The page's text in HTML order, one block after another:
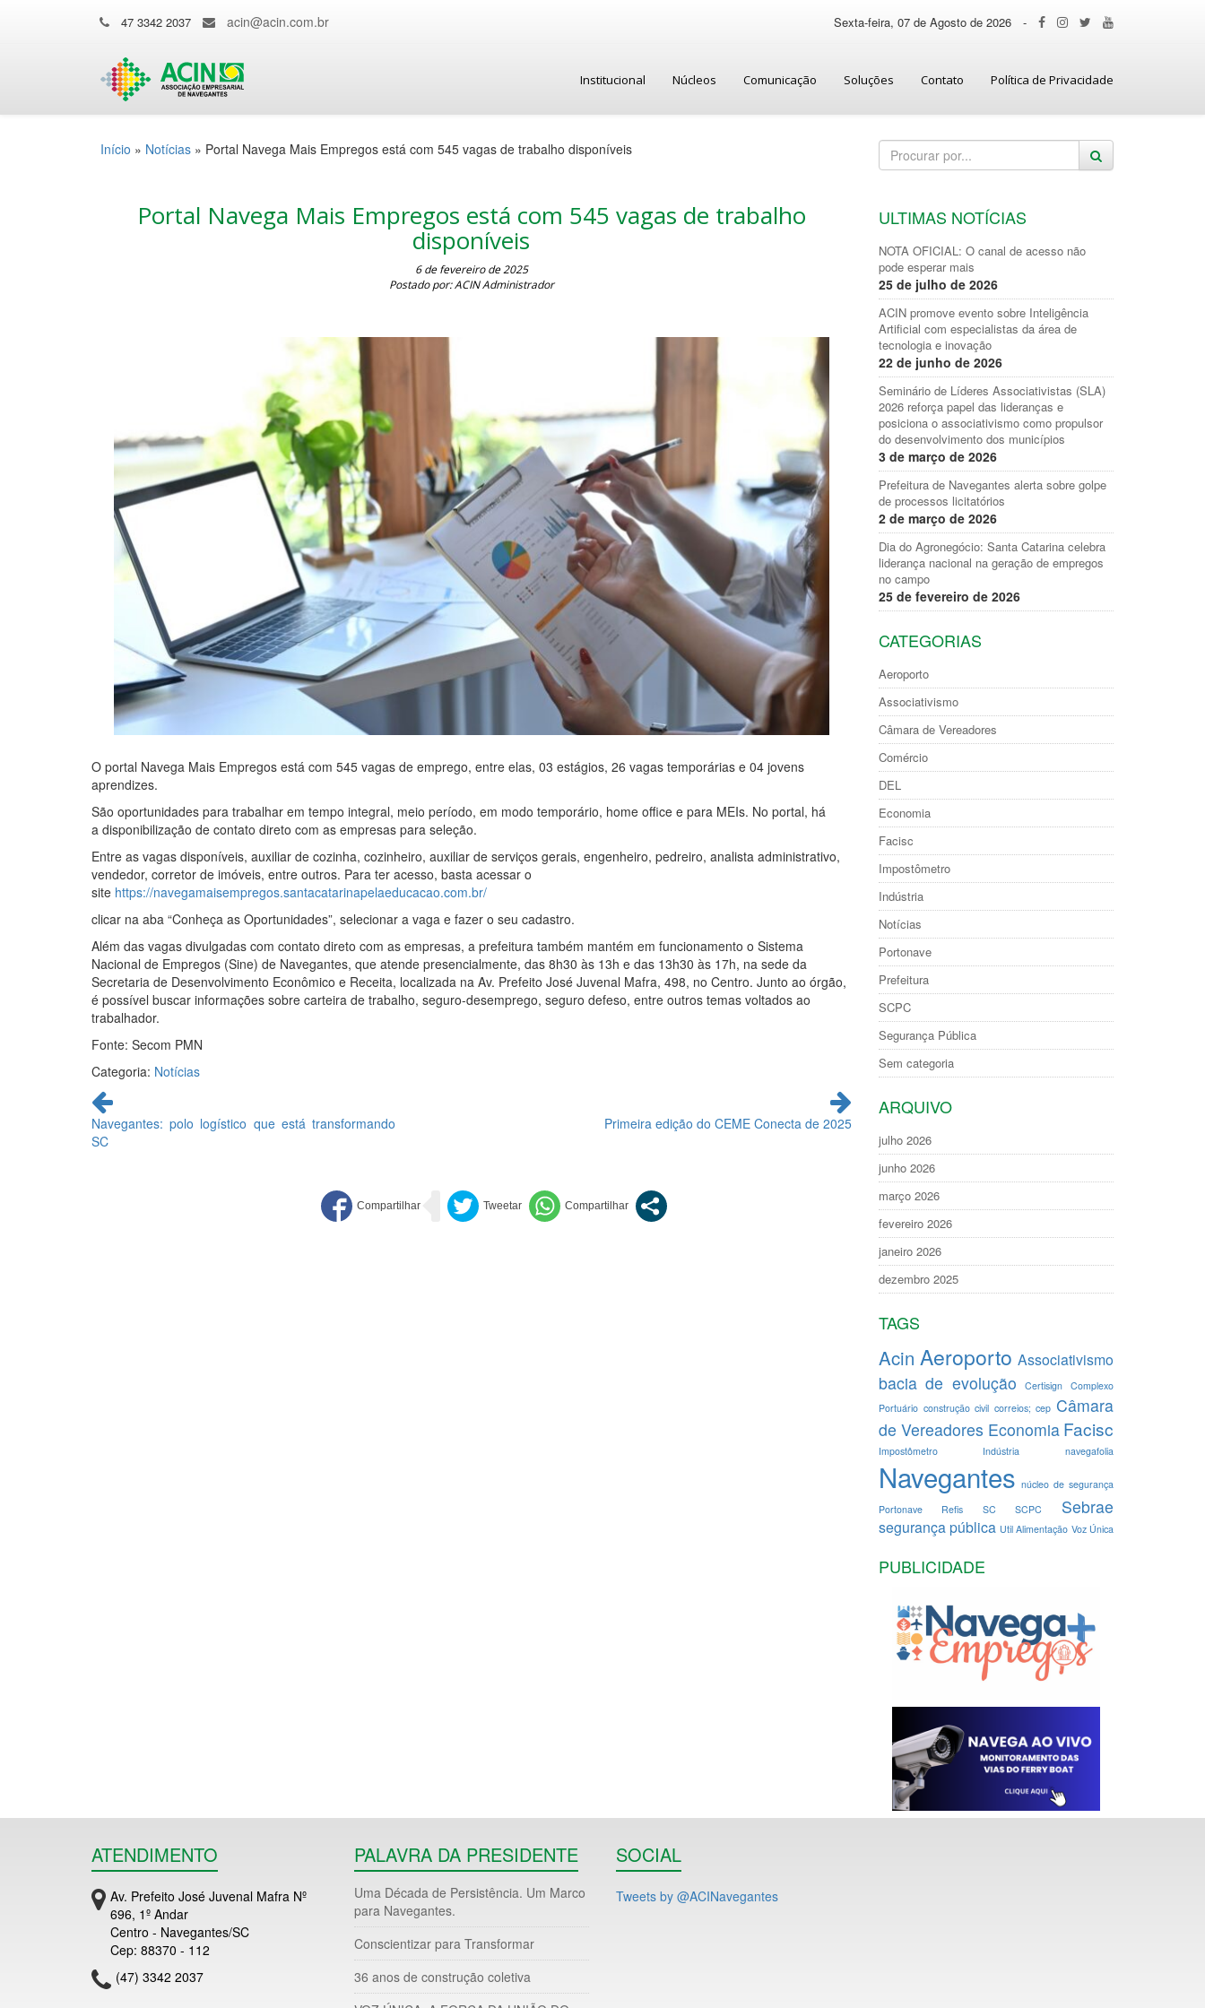
47 3342 2037 acin@acin.com.br Sexta-feira, 07 de Agosto de 2026 -
Institucional Núcleos Comunicação Soluções Contato Política de Privacidade
Início » Notícias » Portal Navega Mais Empregos está com 545 vagas de trabalho disponíveis
Portal Navega Mais Empregos está com 545 vagas de trabalho
disponíveis
6 de fevereiro de 2025
Postado por: ACIN Administrador
O portal Navega Mais Empregos está com 545 vagas de emprego, entre elas, 03 estágios, 26 vagas temporárias e 04 jovens
aprendizes.
São oportunidades para trabalhar em tempo integral, meio período, em modo temporário, home office e para MEIs. No portal, há
a disponibilização de contato direto com as empresas para seleção.
Entre as vagas disponíveis, auxiliar de cozinha, cozinheiro, auxiliar de serviços gerais, engenheiro, pedreiro, analista administrativo,
vendedor, corretor de imóveis, entre outros. Para ter acesso, basta acessar o
site https://navegamaisempregos.santacatarinapelaeducacao.com.br/
clicar na aba “Conheça as Oportunidades”, selecionar a vaga e fazer o seu cadastro.
Além das vagas divulgadas com contato direto com as empresas, a prefeitura também mantém em funcionamento o Sistema
Nacional de Empregos (Sine) de Navegantes, que atende presencialmente, das 8h30 às 13h e das 13h30 às 17h, na sede da
Secretaria de Desenvolvimento Econômico e Receita, localizada na Av. Prefeito José Juvenal Mafra, 498, no Centro. Junto ao órgão,
é possível buscar informações sobre carteira de trabalho, seguro-desemprego, seguro defeso, entre outros temas voltados ao
trabalhador.
Fonte: Secom PMN
Categoria: Notícias
Continue
lendo
Navegantes: polo logístico que está transformando
SC
Primeira edição do CEME Conecta de 2025
ULTIMAS NOTÍCIAS
NOTA OFICIAL: O canal de acesso não
pode esperar mais
25 de julho de 2026
ACIN promove evento sobre Inteligência
Artificial com especialistas da área de
tecnologia e inovação
22 de junho de 2026
Seminário de Líderes Associativistas (SLA)
2026 reforça papel das lideranças e
posiciona o associativismo como propulsor
do desenvolvimento dos municípios
3 de março de 2026
Prefeitura de Navegantes alerta sobre golpe
de processos licitatórios
2 de março de 2026
Dia do Agronegócio: Santa Catarina celebra
liderança nacional na geração de empregos
no campo
25 de fevereiro de 2026
CATEGORIAS
Aeroporto
Associativismo
Câmara de Vereadores
Comércio
DEL
Economia
Facisc
Impostômetro
Indústria
Notícias
Portonave
Prefeitura
SCPC
Segurança Pública
Sem categoria
ARQUIVO
julho 2026
junho 2026
março 2026
fevereiro 2026
janeiro 2026
dezembro 2025
TAGS
Acin Aeroporto Associativismo
bacia de evolução Certisign Complexo
Portuário construção civil correios; cep Câmara
de Vereadores Economia Facisc
Impostômetro Indústria navegafolia
Navegantes núcleo de segurança
Portonave
Refis SC SCPC Sebrae
segurança pública Util Alimentação Voz Única
PUBLICIDADE
ATENDIMENTO
Av. Prefeito José Juvenal Mafra Nº
696, 1º Andar
Centro - Navegantes/SC
Cep: 88370 - 112
(47) 3342 2037
PALAVRA DA PRESIDENTE
Uma Década de Persistência. Um Marco
para Navegantes.
Conscientizar para Transformar
36 anos de construção coletiva
SOCIAL
Tweets by @ACINavegantes